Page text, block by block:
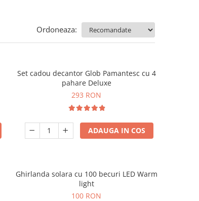
Ordoneaza:
Set cadou decantor Glob Pamantesc cu 4
pahare Deluxe
293 RON
ADAUGA IN COS
Ghirlanda solara cu 100 becuri LED Warm
light
100 RON